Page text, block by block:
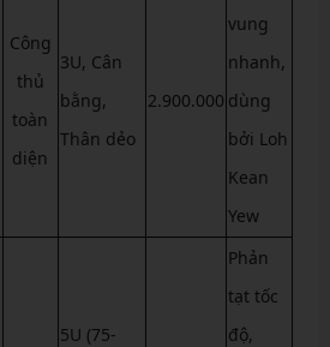
Công
thủ
toàn
diện
3U, Cân
bằng,
Thân dẻo
2.900.000
vung
nhanh,
dùng
bởi Loh
Kean
Yew
5U (75-
Phản
tạt tốc
độ,